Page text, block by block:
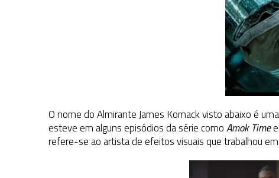
O nome do Almirante James Komack visto abaixo é
esteve em alguns episódios da série comoAmok Timee
refere-se ao artista de efeitos visuais que trabalhou em